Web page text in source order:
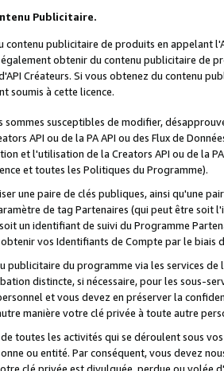
Publicitaire.
contenu publicitaire de produits en appelant
obtenir du contenu publicitaire de
Créateurs. Si vous obtenez du contenu
soumis à cette licence.
sommes susceptibles de modifier,
API ou de la PA API ou des Flux de
et l'utilisation de la Creators API ou de la
et toutes les Politiques du Programme).
une paire de clés publiques, ainsi qu'une
de tag Partenaires (qui peut être soit
un identifiant de suivi du Programme
vos Identifiants de Compte par le biais
publicitaire du programme via les services
distincte, si nécessaire, pour les sous-
et vous devez en préserver la
manière votre clé privée à toute autre
toutes les activités qui se déroulent sous
ou entité. Par conséquent, vous devez
clé privée est divulguée, perdue ou volée